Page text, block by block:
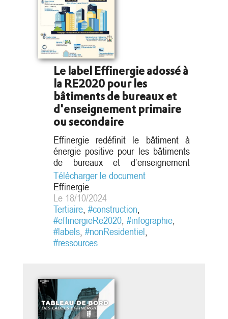
Le label Effinergie adossé à
la RE2020 pour les
bâtiments de bureaux et
d'enseignement primaire
ou secondaire
Effinergie redéfinit le bâtiment à
énergie positive pour les bâtiments
de bureaux et d’enseignement
primaire ou secondaire tout en se
basant sur les exigences de la
RE2020, parfois renforcées. Ces
exigences s’accompagnent de la
qualification des acteurs ainsi que
de mesures et contrôles in-situ pour
valider les performances.
Télécharger le document
Effinergie
Le 18/10/2024
Tertiaire, #construction,
#effinergieRe2020, #infographie,
#labels, #nonResidentiel,
#ressources